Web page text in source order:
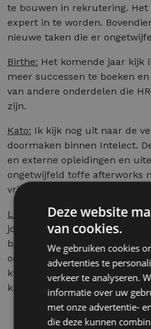
te bouwen in rekrutering.
expert in te worden.
nieuwe taken die er
Birthe: Het komende jaar kijk
meer successen te boeken
van andere onderdelen die
zijn.
Kato: Ik kijk nog uit naar de
doormaken binnen Intelect.
en externe opleidingen en
ongetwijfeld toffe afterworks
vrijdag die nog zullen volgen!
Luna:
Ik kijk er naar uit om
job of uit opleidingen. Ook
binnen de sector en het
ook enorm uit naar leuke
kwartaal meetings, weekends,
kantoor,..
Deze website
van cookies.
We gebruiken cookies
advertenties te
verkeer te analyseren.
informatie over uw
met onze advertentie-
die deze kunnen